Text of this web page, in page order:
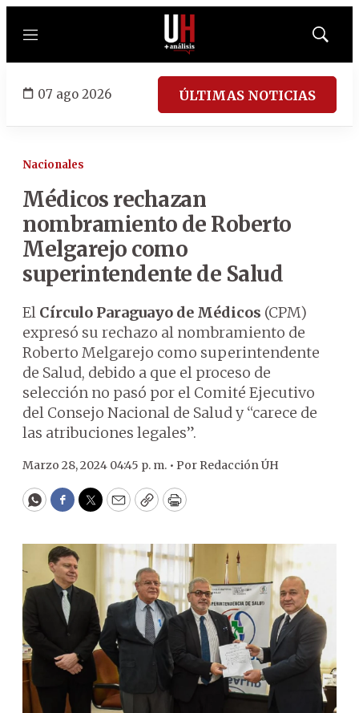
Menú
Mostrar
07 ago 2026 ÚLTIMAS NOTICIAS
Nacionales
Médicos rechazan
nombramiento de Roberto
Melgarejo como
superintendente de Salud
El Círculo Paraguayo de Médicos (CPM)
expresó su rechazo al nombramiento de
Roberto Melgarejo como superintendente
de Salud, debido a que el proceso de
selección no pasó por el Comité Ejecutivo
del Consejo Nacional de Salud y “carece de
las atribuciones legales”.
Marzo 28, 2024 04:45 p. m. • Por Redacción ÚH
WhatsApp
Facebook
Twitter
EmailCopyPrint